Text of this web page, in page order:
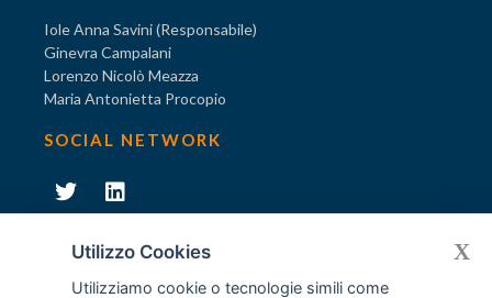
Iole Anna Savini (Responsabile)
Ginevra Campalani
Lorenzo Nicolò Meazza
Maria Antonietta Procopio
SOCIAL NETWORK
Diventa socio di AODV
Utilizzo Cookies
Utilizziamo cookie o tecnologie simili come
X